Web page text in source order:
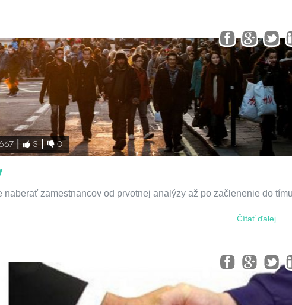
3 0
zamestnancov od prvotnej analýzy až po začlenenie do
Čítať ďalej